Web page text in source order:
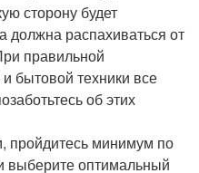
сторону будет
должна распахиваться от
правильной
бытовой техники все
об этих
пройдитесь минимум по
выберите оптимальный